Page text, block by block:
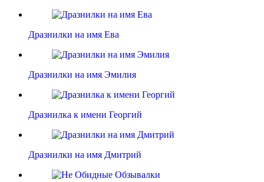
Дразнилки на имя Ева
Дразнилки на имя Эмилия
Дразнилка к имени Георгий
Дразнилки на имя Дмитрий